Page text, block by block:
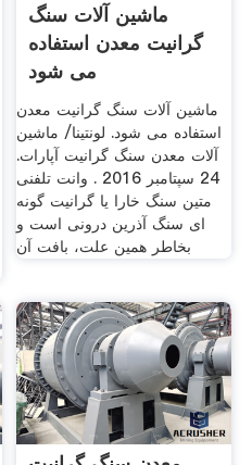
ماشین آلات سنگ
گرانیت معدن استفاده
می شود
ماشین آلات سنگ گرانیت معدن
استفاده می شود. لونتینا/ ماشین
آلات معدن سنگ گرانیت آپارات.
24 سپتامبر 2016 . وانت تلفنی
متین سنگ خارا یا گرانیت گونه
ای سنگ آذرین درونی است و
بخاطر همین علت، بافت آن